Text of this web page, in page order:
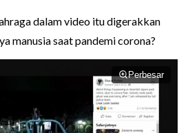
dalam video itu digerakkan
manusia saat pandemi corona?
Perbesar